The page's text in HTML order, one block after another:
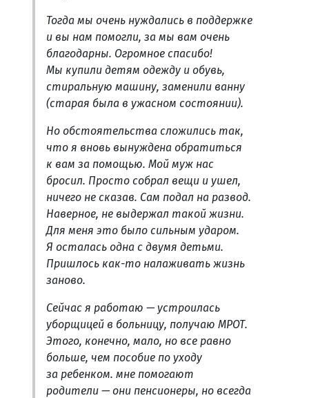
Тогда мы очень нуждались в поддержке
и вы нам помогли, за мы вам очень
благодарны. Огромное спасибо!
Мы купили детям одежду и обувь,
стиральную машину, заменили ванну
(старая была в ужасном состоянии).
Но обстоятельства сложились так,
что я вновь вынуждена обратиться
к вам за помощью. Мой муж нас
бросил. Просто собрал вещи и ушел,
ничего не сказав. Сам подал на развод.
Наверное, не выдержал такой жизни.
Для меня это было сильным ударом.
Я осталась одна с двумя детьми.
Пришлось как-то налаживать жизнь
заново.
Сейчас я работаю — устроилась
уборщицей в больницу, получаю МРОТ.
Этого, конечно, мало, но все равно
больше, чем пособие по уходу
за ребенком. мне помогают
родители — они пенсионеры, но всегда